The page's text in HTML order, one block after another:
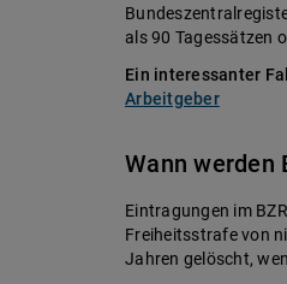
als 90 Tagessätzen
Ein interessanter
Arbeitgeber
Wann werden
Eintragungen im
Freiheitsstrafe von
Jahren gelöscht,